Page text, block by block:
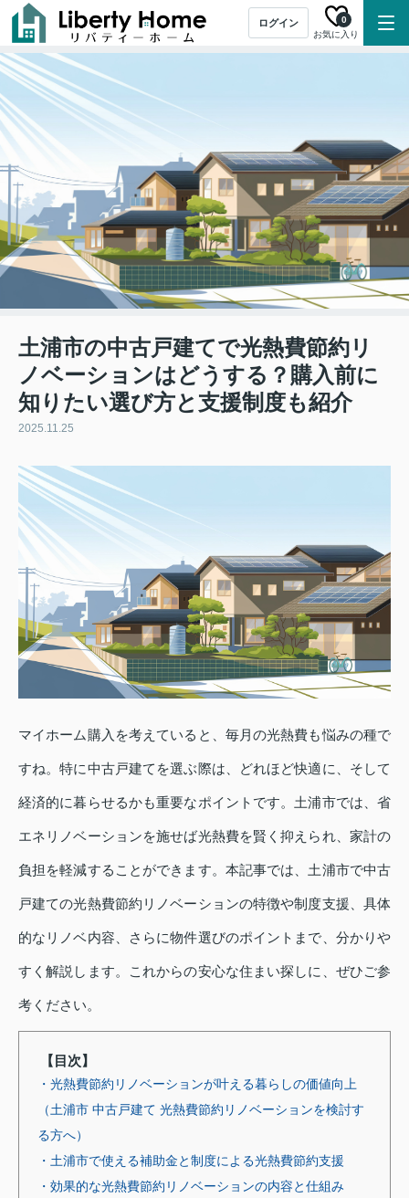
ログイン
お気に入り
0
土浦市の中古戸建てで光熱費節約リ
ノベーションはどうする？購入前に
知りたい選び方と支援制度も紹介
2025.11.25
マイホーム購入を考えていると、毎月の光熱費も悩みの種で
すね。特に中古戸建てを選ぶ際は、どれほど快適に、そして
経済的に暮らせるかも重要なポイントです。土浦市では、省
エネリノベーションを施せば光熱費を賢く抑えられ、家計の
負担を軽減することができます。本記事では、土浦市で中古
戸建ての光熱費節約リノベーションの特徴や制度支援、具体
的なリノベ内容、さらに物件選びのポイントまで、分かりや
すく解説します。これからの安心な住まい探しに、ぜひご参
考ください。
【目次】
・光熱費節約リノベーションが叶える暮らしの価値向上
（土浦市 中古戸建て 光熱費節約リノベーションを検討す
る方へ）
・土浦市で使える補助金と制度による光熱費節約支援
・効果的な光熱費節約リノベーションの内容と仕組み